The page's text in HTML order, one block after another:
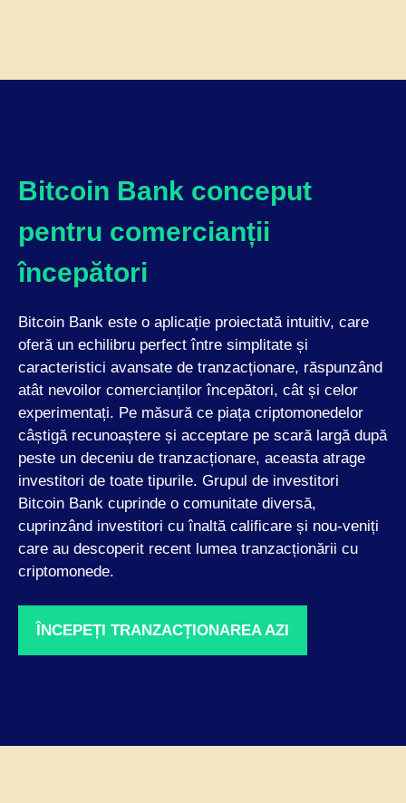
Bitcoin Bank conceput
pentru comercianții
începători
Bitcoin Bank este o aplicație proiectată intuitiv, care
oferă un echilibru perfect între simplitate și
caracteristici avansate de tranzacționare, răspunzând
atât nevoilor comercianților începători, cât și celor
experimentați. Pe măsură ce piața criptomonedelor
câștigă recunoaștere și acceptare pe scară largă după
peste un deceniu de tranzacționare, aceasta atrage
investitori de toate tipurile. Grupul de investitori
Bitcoin Bank cuprinde o comunitate diversă,
cuprinzând investitori cu înaltă calificare și nou-veniți
care au descoperit recent lumea tranzacționării cu
criptomonede.
ÎNCEPEȚI TRANZACȚIONAREA AZI